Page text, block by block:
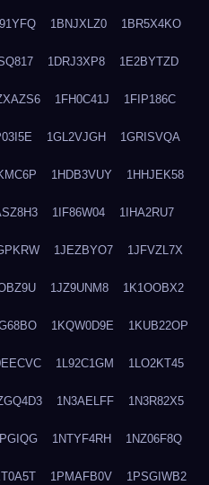
1BNJXLZ0 1BR5X4KO
1DRJ3XP8 1E2BYTZD
1FH0C41J 1FIP186C
1GL2VJGH 1GRISVQA
1HDB3VUY 1HHJEK58
1IF86W04 1IHA2RU7
1JEZBYO7 1JFVZL7X
1JZ9UNM8 1K1OOBX2
1KQW0D9E 1KUB22OP
1L92C1GM 1LO2KT45
1N3AELFF 1N3R82X5
1NTYF4RH 1NZ06F8Q
1PMAFB0V 1PSGIWB2